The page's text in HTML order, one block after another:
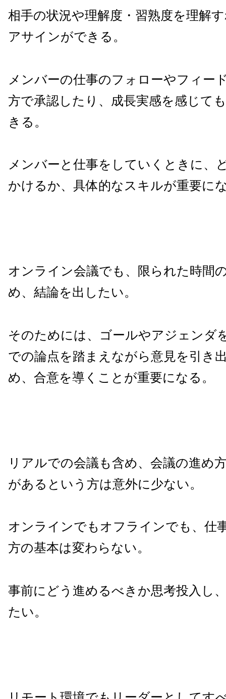
相手の状況や理解度・習熟度を理解
アサインができる。
メンバーの仕事のフォローやフィー
方で承認したり、成長実感を感じて
きる。
メンバーと仕事をしていくときに、
かけるか、具体的なスキルが重要に
オンライン会議でも、限られた時間
め、結論を出したい。
そのためには、ゴールやアジェンダ
での論点を踏まえながら意見を引き
め、合意を導くことが重要になる。
リアルでの会議も含め、会議の進め
があるという方は意外に少ない。
オンラインでもオフラインでも、仕
方の基本は変わらない。
事前にどう進めるべきか思考投入し
たい。